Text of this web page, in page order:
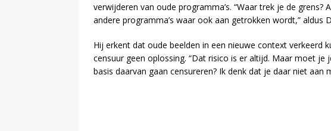
verwijderen van oude programma’s. “Waar trek je de
andere programma’s waar ook aan getrokken wordt,” aldus
Hij erkent dat oude beelden in een nieuwe context verkeerd
censuur geen oplossing. “Dat risico is er altijd. Maar moet je
basis daarvan gaan censureren? Ik denk dat je daar niet aan